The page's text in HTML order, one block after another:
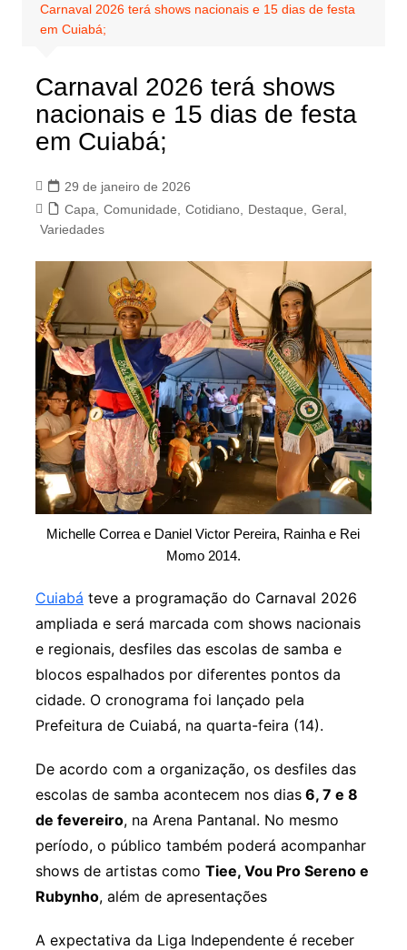
Carnaval 2026 terá shows nacionais e 15 dias de festa
em Cuiabá;
Carnaval 2026 terá shows
nacionais e 15 dias de festa
em Cuiabá;
29 de janeiro de 2026
Capa
Comunidade Cotidiano, Destaque Geral,
Variedades
Michelle Correa e Daniel Victor Pereira, Rainha e Rei
Momo 2014.
Cuiabá teve a programação do Carnaval 2026
ampliada e será marcada com shows nacionais
e regionais, desfiles das escolas de samba e
blocos espalhados por diferentes pontos da
cidade. O cronograma foi lançado pela
Prefeitura de Cuiabá, na quarta-feira (14).
De acordo com a organização, os desfiles das
escolas de samba acontecem nos dias6, 7 e 8
de fevereiro, na Arena Pantanal. No mesmo
período, o público também poderá acompanhar
shows de artistas como Tiee, Vou Pro Sereno e
Rubynho, além de apresentações
A expectativa da Liga Independente é receber